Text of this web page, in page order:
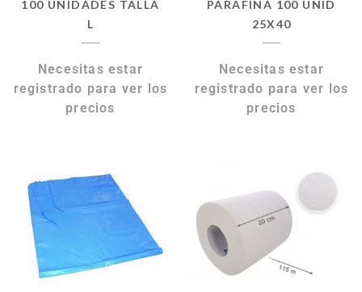
100 UNIDADES TALLA
L
Necesitas estar
registrado para ver los
precios
PARAFINA 100 UNID
25X40
Necesitas estar
registrado para ver los
precios